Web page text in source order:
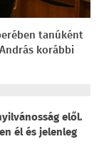
tanúként
korábbi
elől.
él és jelenleg